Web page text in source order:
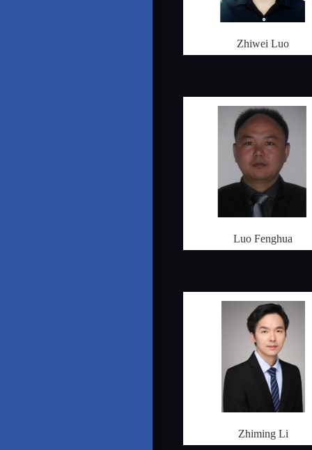
Zhiwei Luo
Luo Fenghua
Zhiming Li